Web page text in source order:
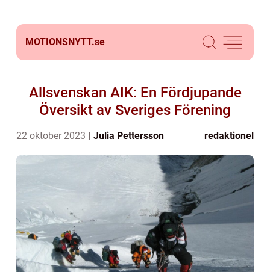
MOTIONSNYTT.se
Allsvenskan AIK: En Fördjupande
Översikt av Sveriges Förening
22 oktober 2023 Julia Pettersson redaktionel